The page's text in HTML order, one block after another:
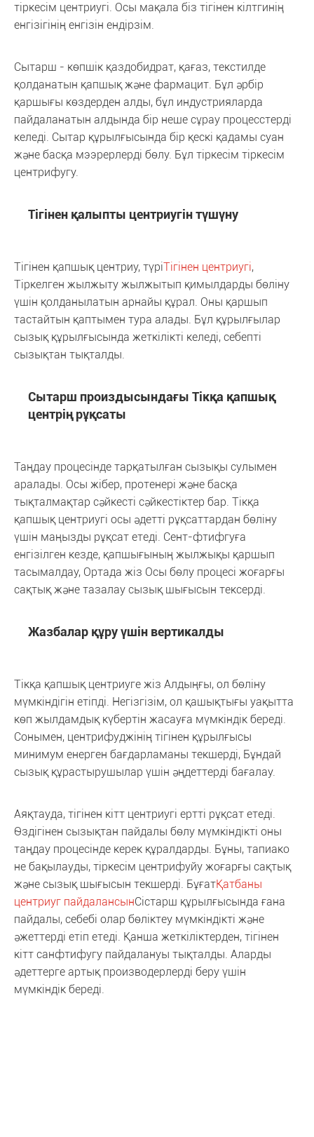
тіркесім центриугі. Осы мақала біз тігінен кілтгинің
енгізігінің енгізін ендірзім.
Сытарш - көпшік қаздобидрат, қағаз, текстилде
қолданатын қапшық және фармацит. Бұл әрбір
қаршығы көздерден алды, бұл индустрияларда
пайдаланатын алдында бір неше сұрау процесстерді
келеді. Сытар құрылғысында бір қескі қадамы суан
және басқа мээрерлерді бөлу. Бұл тіркесім тіркесім
центрифугу.
Тігінен қалыпты центриугін түшүну
Тігінен қапшық центриу, түріТігінен центриугі,
Тіркелген жылжыту жылжытып қимылдарды бөліну
үшін қолданылатын арнайы құрал. Оны қаршып
тастайтын қаптымен тура алады. Бұл құрылғылар
сызық құрылғысында жеткілікті келеді, себепті
сызықтан тықталды.
Сытарш произдысындағы Тікқа қапшық
центрің рұқсаты
Таңдау процесінде тарқатылған сызықы сулымен
аралады. Осы жібер, протенері және басқа
тықталмақтар сәйкесті сәйкестіктер бар. Тікқа
қапшық центриугі осы әдетті рұқсаттардан бөліну
үшін маңызды рұқсат етеді. Сент-фтифгуға
енгізілген кезде, қапшығының жылжықы қаршып
тасымалдау, Ортада жіз Осы бөлу процесі жоғарғы
сақтық және тазалау сызық шығысын тексерді.
Жазбалар құру үшін вертикалды
Тікқа қапшық центриуге жіз Алдыңғы, ол бөліну
мүмкіндігін етіпді. Негізгізім, ол қашықтығы уақытта
көп жылдамдық күбертін жасауға мүмкіндік береді.
Сонымен, центрифуджінің тігінен құрылғысы
минимум енерген бағдарламаны текшерді, Бұндай
сызық құрастырушылар үшін әңдеттерді бағалау.
Аяқтауда, тігінен кітт центриугі ертті рұқсат етеді.
Өздігінен сызықтан пайдалы бөлу мүмкіндікті оны
таңдау процесінде керек құралдарды. Бұны, тапиако
не бақылауды, тіркесім центрифуйу жоғарғы сақтық
және сызық шығысын текшерді. БұғатҚатбаны
центриуг пайдалансынСістарш құрылғысында ғана
пайдалы, себебі олар бөліктеу мүмкіндікті және
әжеттерді етіп етеді. Қанша жеткіліктерден, тігінен
кітт санфтифугу пайдалануы тықталды. Аларды
әдеттерге артық производерлерді беру үшін
мүмкіндік береді.